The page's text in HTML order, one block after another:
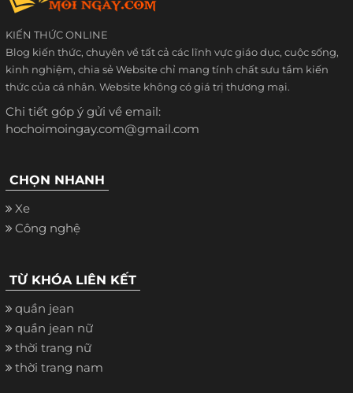
KIẾN THỨC ONLINE
Blog kiến thức, chuyên về tất cả các lĩnh vực giáo dục, cuộc sống,
kinh nghiệm, chia sẻ Website chỉ mang tính chất sưu tầm kiến
thức của cá nhân. Website không có giá trị thương mại.
Chi tiết góp ý gửi về email:
hochoimoingay.com@gmail.com
CHỌN NHANH
Xe
Công nghệ
TỪ KHÓA LIÊN KẾT
quần jean
quần jean nữ
thời trang nữ
thời trang nam